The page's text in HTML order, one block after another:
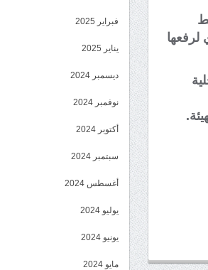
لرفعها
فبراير 2025
يناير 2025
ديسمبر 2024
نوفمبر 2024
أكتوبر 2024
سبتمبر 2024
أغسطس 2024
يوليو 2024
يونيو 2024
مايو 2024